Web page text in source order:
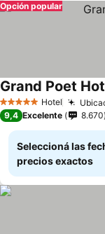
Opción popular
5 Estrellas Hotel
Grand Poet
9,4 Excelente 8.670
Seleccioná las
precios exactos